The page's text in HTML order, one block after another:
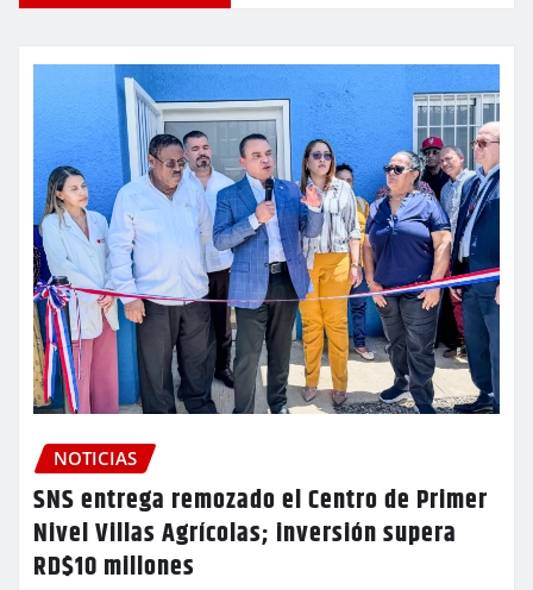
NOTICIAS
SNS entrega remozado el Centro de Primer
Nivel Villas Agrícolas; inversión supera
RD$10 millones